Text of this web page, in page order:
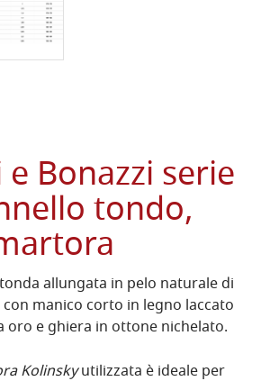
Bonazzi serie
tondo,
allungata in pelo naturale di
manico corto in legno laccato
oro e ghiera in ottone nichelato.
Kolinskyutilizzata è ideale per